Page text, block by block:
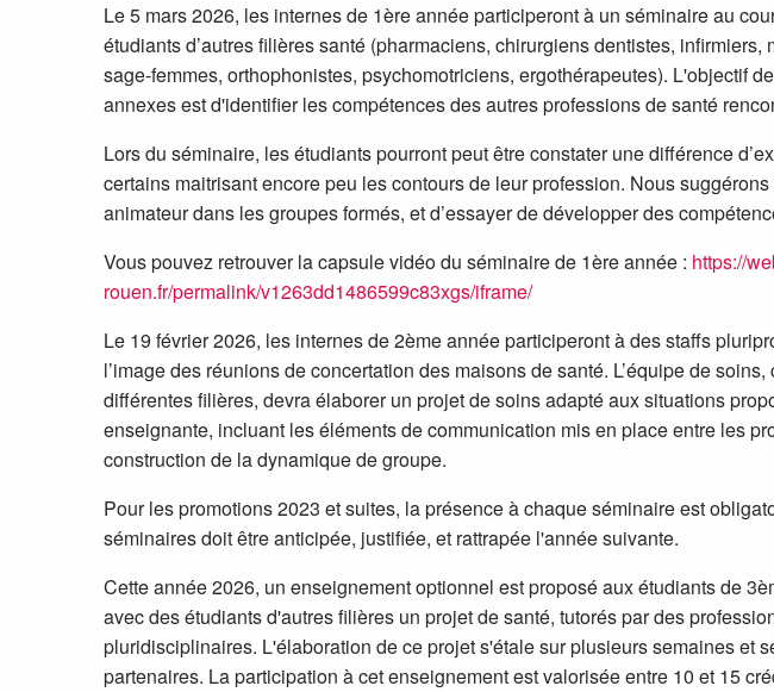
Le 5 mars 2026, les internes de 1ère année participeront à un séminaire au
étudiants d’autres filières santé (pharmaciens, chirurgiens dentistes, infirmiers,
sage-femmes, orthophonistes, psychomotriciens, ergothérapeutes). L'objectif
annexes est d'identifier les compétences des autres professions de santé
Lors du séminaire, les étudiants pourront peut être constater une différence
certains maitrisant encore peu les contours de leur profession. Nous suggérons
animateur dans les groupes formés, et d’essayer de développer des
Vous pouvez retrouver la capsule vidéo du séminaire de 1ère année : https://
rouen.fr/permalink/v1263dd1486599c83xgs/iframe/
Le 19 février 2026, les internes de 2ème année participeront à des staffs
l’image des réunions de concertation des maisons de santé. L’équipe de
différentes filières, devra élaborer un projet de soins adapté aux situations
enseignante, incluant les éléments de communication mis en place entre les
construction de la dynamique de groupe.
Pour les promotions 2023 et suites, la présence à chaque séminaire est
séminaires doit être anticipée, justifiée, et rattrapée l'année suivante.
Cette année 2026, un enseignement optionnel est proposé aux étudiants de
avec des étudiants d'autres filières un projet de santé, tutorés par des
pluridisciplinaires. L'élaboration de ce projet s'étale sur plusieurs semaines et
partenaires. La participation à cet enseignement est valorisée entre 10 et 15